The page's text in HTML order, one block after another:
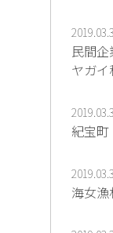
民間
ヤガ
紀宝
海女